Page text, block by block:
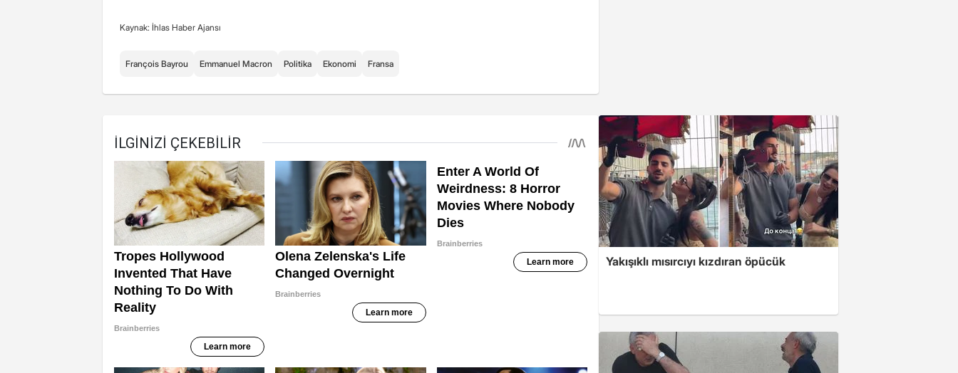
Kaynak: İhlas Haber Ajansı
François Bayrou Emmanuel Macron Politika Ekonomi Fransa
Yakışıklı mısırcıyı kızdıran öpücük